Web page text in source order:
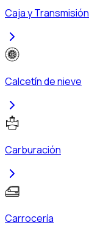
Caja y Transmisión
Calcetín de nieve
Carburación
Carrocería